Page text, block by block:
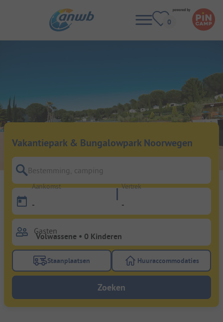
Vakantiepark & Bungalowpark Noorwegen
Bestemming, camping
Aankomst
-
Vertrek
-
Gasten
Gebruik de filterknop staanplaatsen om te zoeken
Staanplaatsen Gebruik de
Huuraccommodaties
Zoeken